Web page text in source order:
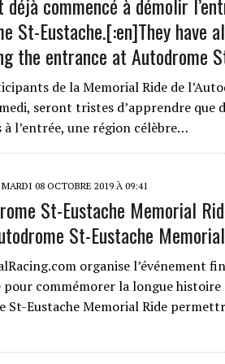
St-Eustache.[:en]They have
the entrance at Autodrome
de la Memorial Ride de
seront tristes d’apprendre que
à l’entrée, une région célèbre…
MARDI 08 OCTOBRE 2019 À 09:41
St-Eustache Memorial
St-Eustache
organise l’événement
pour commémorer la longue histoire
St-Eustache Memorial Ride